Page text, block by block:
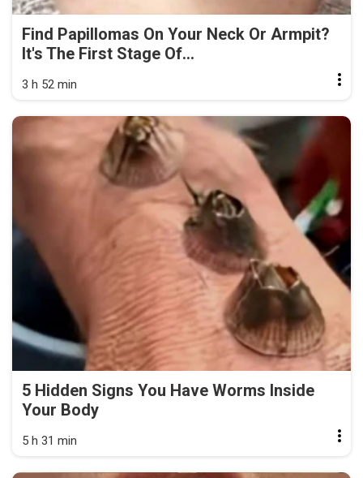
Find Papillomas On Your Neck Or Armpit?
It's The First Stage Of...
3 h 52 min
5 Hidden Signs You Have Worms Inside
Your Body
5 h 31 min